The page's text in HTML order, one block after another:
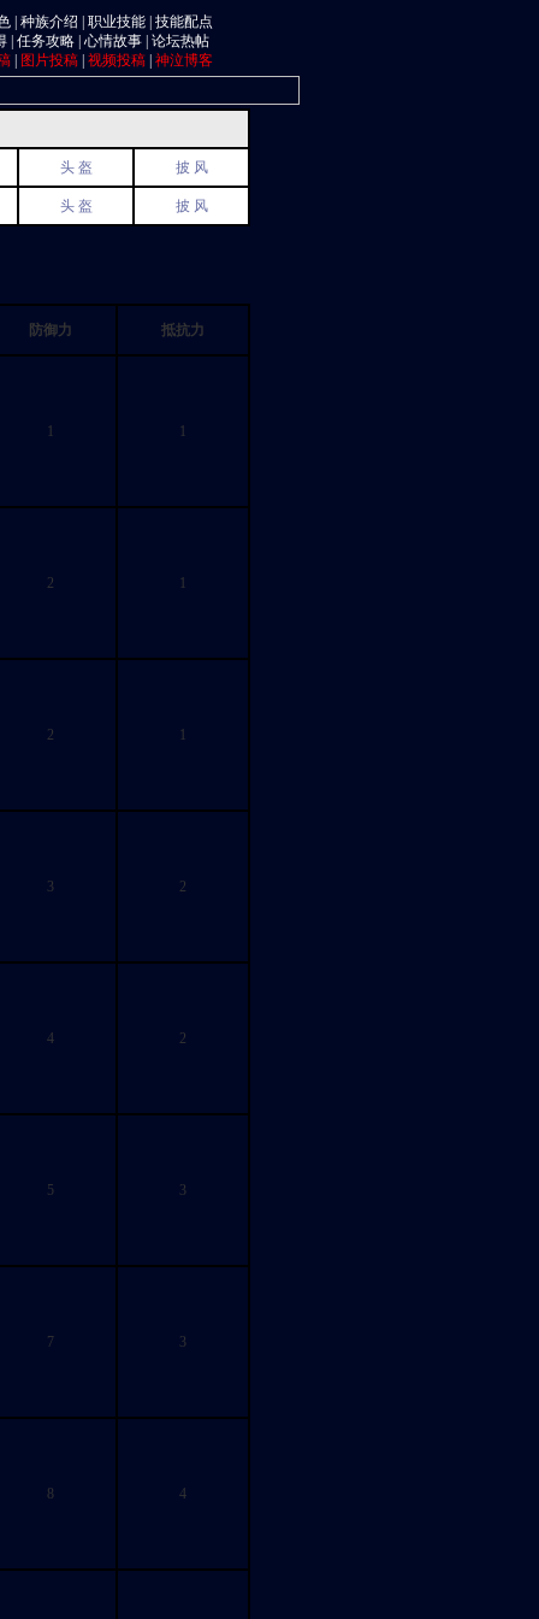
种族介绍 职业技能 技能配点
任务攻略 心情故事 论坛热帖
图片投稿 视频投稿 神泣博客
头 盔 披 风
头 盔 披 风
防御力 抵抗力
1 1
2 1
2 1
3 2
4 2
5 3
7 3
8 4